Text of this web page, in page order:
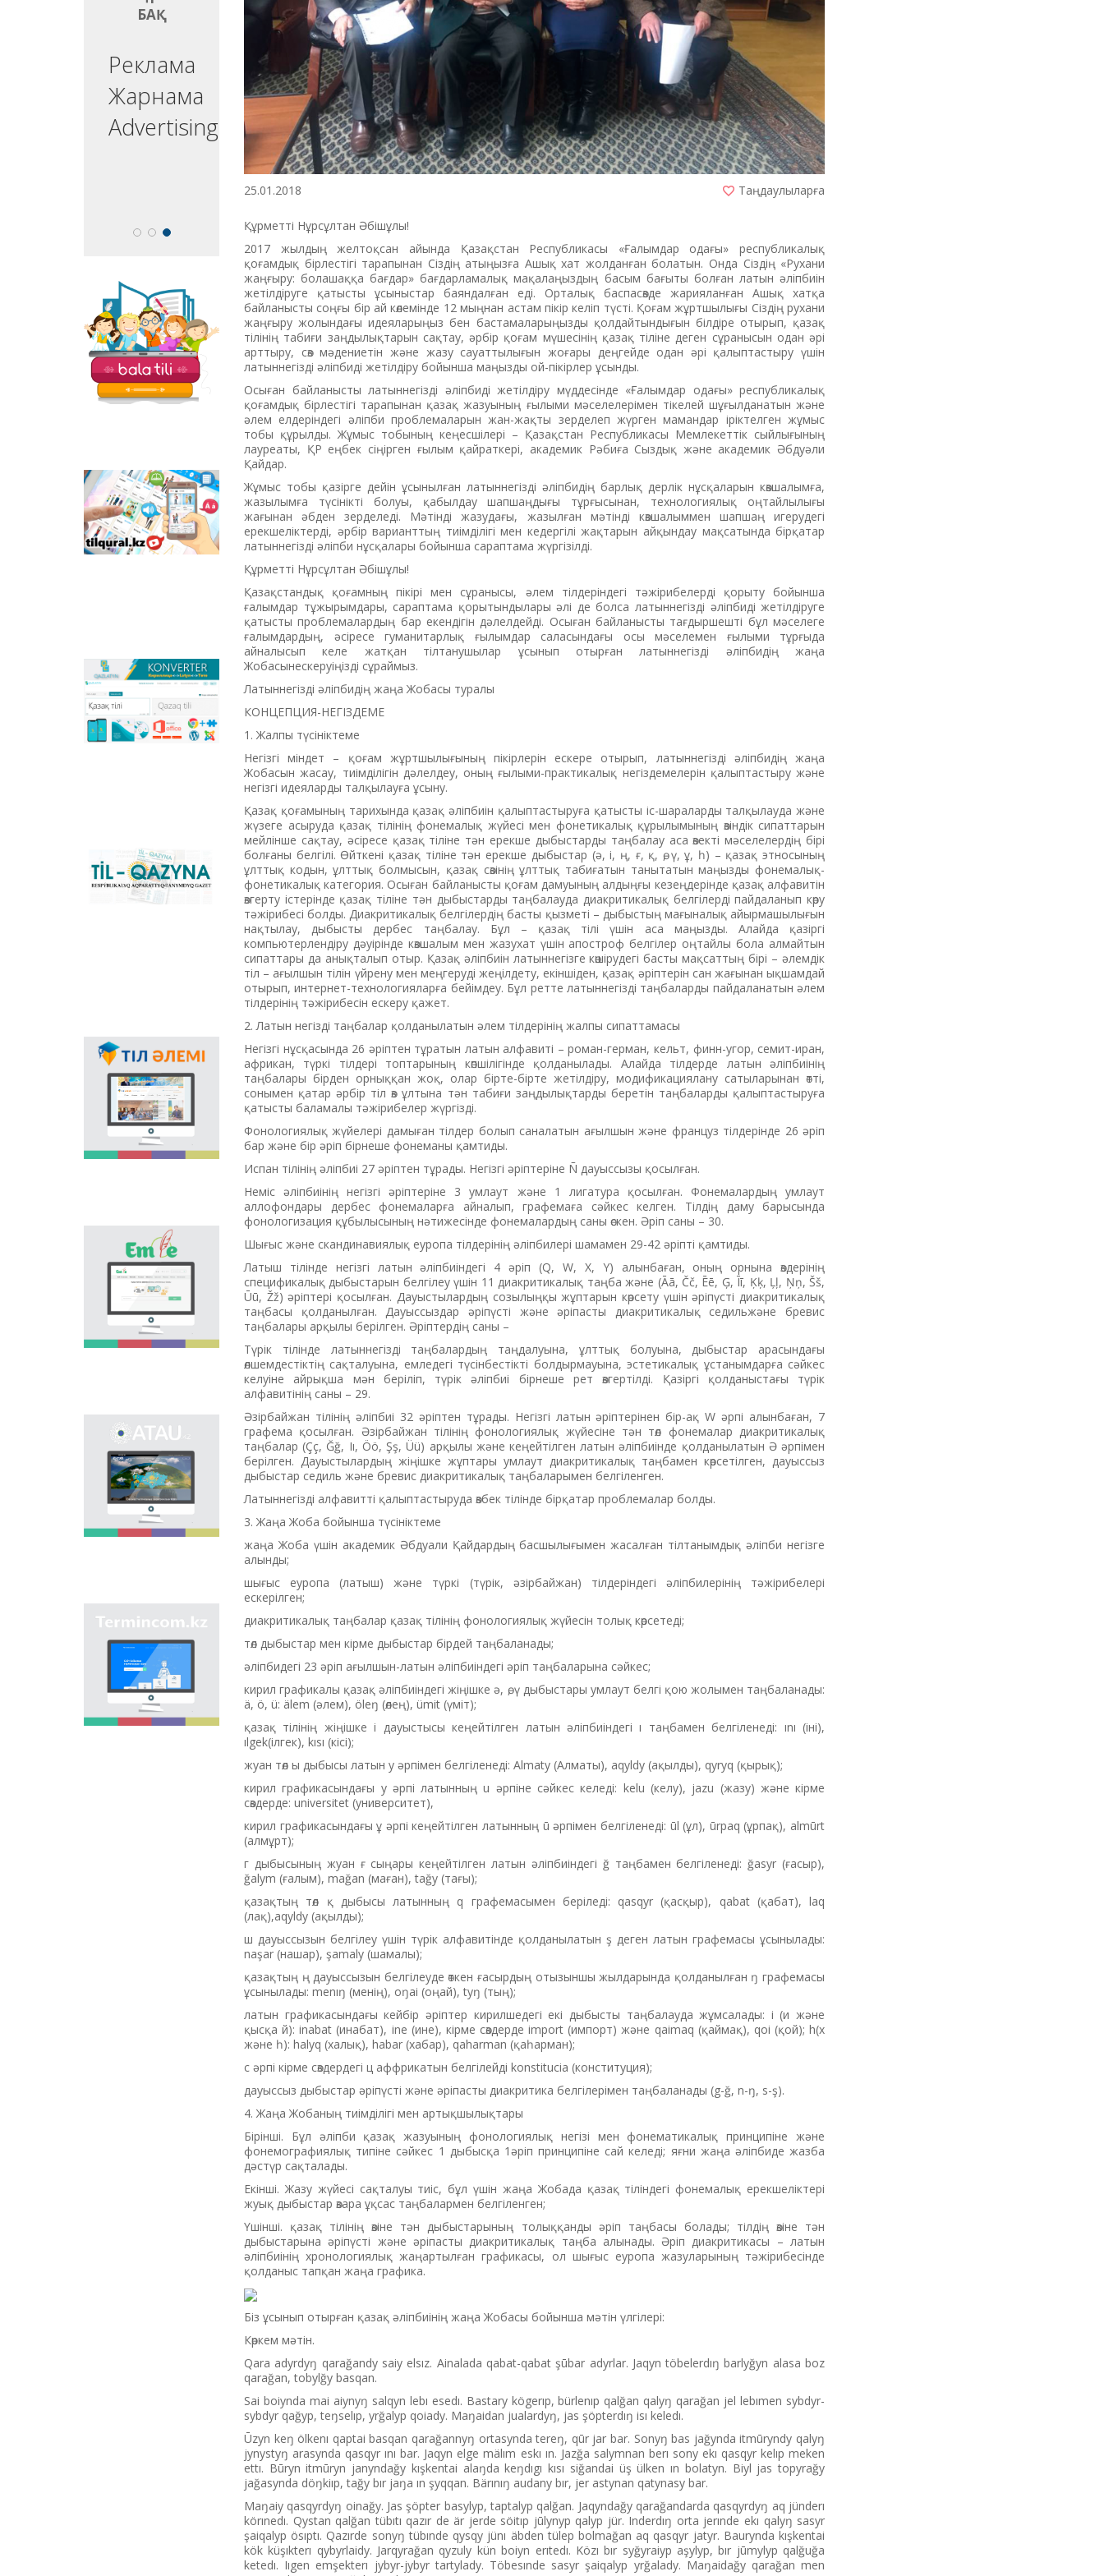
БАҚ
Реклама
Жарнама
Advertising
«Balatili.kz» сайты
бүлдіршіндеріміздің
оқып, жазып, тіл
үйренулеріне
бағытталған. Мұнда
балаларға арналған
қызықты тапсырмалар
мен қазақ тіліндегі
Tilqural.kz –
мемлекеттік тілді
деңгейлеп үйренуге
арналған веб-
сервис. Сайтта А1
Qazlatyn.kz –
мәтіндерді кирилден
латынға және төте
жазуға онлайн түрде
сәйкестендіретін
бағдарламасының
Windows-қа арналған
offline-нұсқасын, MS
Office пакетіне
«Til-Qazyna»
республикалық
ақпараттық-танымдық
Мемлекеттік тілдің
қолданыс аясының
кеңеюінде ғаламтор
арқылы тілді
насихаттаудың
маңызы аса зор.
Еліміздегі осы
бағыттағы алғашқы
саясатын көпшілікке
насихаттауға және
таныстыруға үлесін
қосады.
«Emle.kz»
электрондық базасы
қазақ тілінің
орфографиясына
арналған. Бұл базада
қазақ тілінің
қолданыстағы
бекітілген
салаға байланысты
ғылыми әдебиеттер
берілген.
Ономастикалық
электрондық базаны
ашудың негізгі
мақсаты - еліміздің
өңірлеріндегі көше,
елдімекен,
мекемелер мен түрлі
нысандарға берілген
ономастикалық
атауларды
біріздендіру.
"Termincom.kz" сайты
- қазақ
терминологиясын
жүйелеуге,
терминологиялық
қорды толықтыруға,
терминдерді және
атауларды қазақ
25.01.2018 Таңдаулыларға
Құрметті Нұрсұлтан Әбішұлы!
2017 жылдың желтоқсан айында Қазақстан Республикасы «Ғалымдар одағы» республикалық
қоғамдық бірлестігі тарапынан Сіздің атыңызға Ашық хат жолданған болатын. Онда Сіздің «Рухани
жаңғыру: болашаққа бағдар» бағдарламалық мақалаңыздың басым бағыты болған латын әліпбиін
жетілдіруге қатысты ұсыныстар баяндалған еді. Орталық баспасөзде жарияланған Ашық хатқа
байланысты соңғы бір ай көлемінде 12 мыңнан астам пікір келіп түсті. Қоғам жұртшылығы Сіздің рухани
жаңғыру жолындағы идеяларыңыз бен бастамаларыңызды қолдайтындығын білдіре отырып, қазақ
тілінің табиғи заңдылықтарын сақтау, әрбір қоғам мүшесінің қазақ тіліне деген сұранысын одан әрі
арттыру, сөз мәдениетін және жазу сауаттылығын жоғары деңгейде одан әрі қалыптастыру үшін
латыннегізді әліпбиді жетілдіру бойынша маңызды ой-пікірлер ұсынды.
Осыған байланысты латыннегізді әліпбиді жетілдіру мүддесінде «Ғалымдар одағы» республикалық
қоғамдық бірлестігі тарапынан қазақ жазуының ғылыми мәселелерімен тікелей шұғылданатын және
әлем елдеріндегі әліпби проблемаларын жан-жақты зерделеп жүрген мамандар іріктелген жұмыс
тобы құрылды. Жұмыс тобының кеңесшілері – Қазақстан Республикасы Мемлекеттік сыйлығының
лауреаты, ҚР еңбек сіңірген ғылым қайраткері, академик Рәбиға Сыздық және академик Әбдуәли
Қайдар.
Жұмыс тобы қазірге дейін ұсынылған латыннегізді әліпбидің барлық дерлік нұсқаларын көзшалымға,
жазылымға түсінікті болуы, қабылдау шапшаңдығы тұрғысынан, технологиялық оңтайлылығы
жағынан әбден зерделеді. Мәтінді жазудағы, жазылған мәтінді көзшалыммен шапшаң игерудегі
ерекшеліктерді, әрбір варианттың тиімділігі мен кедергілі жақтарын айқындау мақсатында бірқатар
латыннегізді әліпби нұсқалары бойынша сараптама жүргізілді.
Құрметті Нұрсұлтан Әбішұлы!
Қазақстандық қоғамның пікірі мен сұранысы, әлем тілдеріндегі тәжірибелерді қорыту бойынша
ғалымдар тұжырымдары, сараптама қорытындылары әлі де болса латыннегізді әліпбиді жетілдіруге
қатысты проблемалардың бар екендігін дәлелдейді. Осыған байланысты тағдыршешті бұл мәселеге
ғалымдардың, әсіресе гуманитарлық ғылымдар саласындағы осы мәселемен ғылыми тұрғыда
айналысып келе жатқан тілтанушылар ұсынып отырған латыннегізді әліпбидің жаңа
Жобасынескеруіңізді сұраймыз.
Латыннегізді әліпбидің жаңа Жобасы туралы
КОНЦЕПЦИЯ-НЕГІЗДЕМЕ
1. Жалпы түсініктеме
Негізгі міндет – қоғам жұртшылығының пікірлерін ескере отырып, латыннегізді әліпбидің жаңа
Жобасын жасау, тиімділігін дәлелдеу, оның ғылыми-практикалық негіздемелерін қалыптастыру және
негізгі идеяларды талқылауға ұсыну.
Қазақ қоғамының тарихында қазақ әліпбиін қалыптастыруға қатысты іс-шараларды талқылауда және
жүзеге асыруда қазақ тілінің фонемалық жүйесі мен фонетикалық құрылымының өзіндік сипаттарын
мейлінше сақтау, әсіресе қазақ тіліне тән ерекше дыбыстарды таңбалау аса өзекті мәселелердің бірі
болғаны белгілі. Өйткені қазақ тіліне тән ерекше дыбыстар (ә, і, ң, ғ, қ, ө, ү, ұ, һ) – қазақ этносының
ұлттық кодын, ұлттық болмысын, қазақ сөзінің ұлттық табиғатын танытатын маңызды фонемалық-
фонетикалық категория. Осыған байланысты қоғам дамуының алдыңғы кезеңдерінде қазақ алфавитін
өзгерту істерінде қазақ тіліне тән дыбыстарды таңбалауда диакритикалық белгілерді пайдаланып көру
тәжірибесі болды. Диакритикалық белгілердің басты қызметі – дыбыстың мағыналық айырмашылығын
нақтылау, дыбысты дербес таңбалау. Бұл – қазақ тілі үшін аса маңызды. Алайда қазіргі
компьютерлендіру дәуірінде көзшалым мен жазухат үшін апостроф белгілер оңтайлы бола алмайтын
сипаттары да анықталып отыр. Қазақ әліпбиін латыннегізге көшірудегі басты мақсаттың бірі – әлемдік
тіл – ағылшын тілін үйрену мен меңгеруді жеңілдету, екіншіден, қазақ әріптерін сан жағынан ықшамдай
отырып, интернет-технологияларға бейімдеу. Бұл ретте латыннегізді таңбаларды пайдаланатын әлем
тілдерінің тәжірибесін ескеру қажет.
2. Латын негізді таңбалар қолданылатын әлем тілдерінің жалпы сипаттамасы
Негізгі нұсқасында 26 әріптен тұратын латын алфавиті – роман-герман, кельт, финн-угор, семит-иран,
африкан, түркі тілдері топтарының көпшілігінде қолданылады. Алайда тілдерде латын әліпбиінің
таңбалары бірден орныққан жоқ, олар бірте-бірте жетілдіру, модификациялану сатыларынан өтті,
сонымен қатар әрбір тіл өз ұлтына тән табиғи заңдылықтарды беретін таңбаларды қалыптастыруға
қатысты баламалы тәжірибелер жүргізді.
Фонологиялық жүйелері дамыған тілдер болып саналатын ағылшын және француз тілдерінде 26 әріп
бар және бір әріп бірнеше фонеманы қамтиды.
Испан тілінің әліпбиі 27 әріптен тұрады. Негізгі әріптеріне Ñ дауыссызы қосылған.
Неміс әліпбиінің негізгі әріптеріне 3 умлаут және 1 лигатура қосылған. Фонемалардың умлаут
аллофондары дербес фонемаларға айналып, графемаға сәйкес келген. Тілдің даму барысында
фонологизация құбылысының нәтижесінде фонемалардың саны өскен. Әріп саны – 30.
Шығыс және скандинавиялық еуропа тілдерінің әліпбилері шамамен 29-42 әріпті қамтиды.
Латыш тілінде негізгі латын әліпбиіндегі 4 әріп (Q, W, X, Y) алынбаған, оның орнына өздерінің
спецификалық дыбыстарын белгілеу үшін 11 диакритикалық таңба және (Āā, Čč, Ēē, Ģ, Īī, Ķķ, Ļļ, Ņņ, Šš,
Ūū, Žž) әріптері қосылған. Дауыстылардың созылыңқы жұптарын көрсету үшін әріпүсті диакритикалық
таңбасы қолданылған. Дауыссыздар әріпүсті және әріпасты диакритикалық седильжәне бревис
таңбалары арқылы берілген. Әріптердің саны –
Түрік тілінде латыннегізді таңбалардың таңдалуына, ұлттық болуына, дыбыстар арасындағы
өлшемдестіктің сақталуына, емледегі түсінбестікті болдырмауына, эстетикалық ұстанымдарға сәйкес
келуіне айрықша мән беріліп, түрік әліпбиі бірнеше рет өзгертілді. Қазіргі қолданыстағы түрік
алфавитінің саны – 29.
Әзірбайжан тілінің әліпбиі 32 әріптен тұрады. Негізгі латын әріптерінен бір-ақ W әрпі алынбаған, 7
графема қосылған. Әзірбайжан тілінің фонологиялық жүйесіне тән төл фонемалар диакритикалық
таңбалар (Çç, Ğğ, Iı, Öö, Şş, Üü) арқылы және кеңейтілген латын әліпбиінде қолданылатын Ә әрпімен
берілген. Дауыстылардың жіңішке жұптары умлаут диакритикалық таңбамен көрсетілген, дауыссыз
дыбыстар седиль және бревис диакритикалық таңбаларымен белгіленген.
Латыннегізді алфавитті қалыптастыруда өзбек тілінде бірқатар проблемалар болды.
3. Жаңа Жоба бойынша түсініктеме
жаңа Жоба үшін академик Әбдуали Қайдардың басшылығымен жасалған тілтанымдық әліпби негізге
алынды;
шығыс еуропа (латыш) және түркі (түрік, әзірбайжан) тілдеріндегі әліпбилерінің тәжірибелері
ескерілген;
диакритикалық таңбалар қазақ тілінің фонологиялық жүйесін толық көрсетеді;
төл дыбыстар мен кірме дыбыстар бірдей таңбаланады;
әліпбидегі 23 әріп ағылшын-латын әліпбиіндегі әріп таңбаларына сәйкес;
кирил графикалы қазақ әліпбиіндегі жіңішке ә, ө, ү дыбыстары умлаут белгі қою жолымен таңбаланады:
ä, ö, ü: älem (әлем), öleŋ (өлең), ümit (үміт);
қазақ тілінің жіңішке і дауыстысы кеңейтілген латын әліпбиіндегі ı таңбамен белгіленеді: ını (іні),
ılgek(ілгек), kısı (кісі);
жуан төл ы дыбысы латын у әрпімен белгіленеді: Almaty (Алматы), aqyldy (ақылды), qyryq (қырық);
кирил графикасындағы у әрпі латынның u әрпіне сәйкес келеді: kelu (келу), jazu (жазу) және кірме
сөздерде: universitet (университет),
кирил графикасындағы ұ әрпі кеңейтілген латынның ū әрпімен белгіленеді: ūl (ұл), ūrpaq (ұрпақ), almūrt
(алмұрт);
г дыбысының жуан ғ сыңары кеңейтілген латын әліпбиіндегі ğ таңбамен белгіленеді: ğasyr (ғасыр),
ğalym (ғалым), mağan (маған), tağy (тағы);
қазақтың төл қ дыбысы латынның q графемасымен беріледі: qasqyr (қасқыр), qabat (қабат), laq
(лақ),aqyldy (ақылды);
ш дауыссызын белгілеу үшін түрік алфавитінде қолданылатын ş деген латын графемасы ұсынылады:
naşar (нашар), şamaly (шамалы);
қазақтың ң дауыссызын белгілеуде өткен ғасырдың отызыншы жылдарында қолданылған ŋ графемасы
ұсынылады: menıŋ (менің), oŋai (оңай), tyŋ (тың);
латын графикасындағы кейбір әріптер кирилшедегі екі дыбысты таңбалауда жұмсалады: і (и және
қысқа й): inabat (инабат), ine (ине), кірме сөздерде import (импорт) және qaimaq (қаймақ), qoi (қой); h(х
және һ): halyq (халық), habar (хабар), qaharman (қаһарман);
с әрпі кірме сөздердегі ц аффрикатын белгілейді konstitucia (конституция);
дауыссыз дыбыстар әріпүсті және әріпасты диакритика белгілерімен таңбаланады (g-ğ, n-ŋ, s-ş).
4. Жаңа Жобаның тиімділігі мен артықшылықтары
Бірінші. Бұл әліпби қазақ жазуының фонологиялық негізі мен фонематикалық принципіне және
фонемографиялық типіне сәйкес 1 дыбысқа 1әріп принципіне сай келеді; яғни жаңа әліпбиде жазба
дәстүр сақталады.
Екінші. Жазу жүйесі сақталуы тиіс, бұл үшін жаңа Жобада қазақ тіліндегі фонемалық ерекшеліктері
жуық дыбыстар өзара ұқсас таңбалармен белгіленген;
Үшінші. қазақ тілінің өзіне тән дыбыстарының толыққанды әріп таңбасы болады; тілдің өзіне тән
дыбыстарына әріпүсті және әріпасты диакритикалық таңба алынады. Әріп диакритикасы – латын
әліпбиінің хронологиялық жаңартылған графикасы, ол шығыс еуропа жазуларының тәжірибесінде
қолданыс тапқан жаңа графика.
Біз ұсынып отырған қазақ әліпбиінің жаңа Жобасы бойынша мәтін үлгілері:
Көркем мәтін.
Qara adyrdyŋ qarağandy saiy elsız. Ainalada qabat-qabat şūbar adyrlar. Jaqyn töbelerdıŋ barlyğyn alasa boz
qarağan, tobylğy basqan.
Sai boiynda mai aiynyŋ salqyn lebı esedı. Bastary kögerıp, bürlenıp qalğan qalyŋ qarağan jel lebımen sybdyr-
sybdyr qağyp, teŋselıp, yrğalyp qoiady. Maŋaidan jualardyŋ, jas şöpterdıŋ isı keledı.
Ūzyn keŋ ölkenı qaptai basqan qarağannyŋ ortasynda tereŋ, qūr jar bar. Sonyŋ bas jağynda itmūryndy qalyŋ
jynystyŋ arasynda qasqyr ını bar. Jaqyn elge mälım eskı ın. Jazğa salymnan berı sony ekı qasqyr kelıp meken
ettı. Būryn itmūryn janyndağy kışkentai alaŋda keŋdıgı kısı siğandai üş ülken ın bolatyn. Biyl jas topyrağy
jağasynda döŋkiıp, tağy bır jaŋa ın şyqqan. Bärınıŋ audany bır, jer astynan qatynasy bar.
Maŋaiy qasqyrdyŋ oinağy. Jas şöpter basylyp, taptalyp qalğan. Jaqyndağy qarağandarda qasqyrdyŋ aq jünderı
körınedı. Qystan qalğan tübıtı qazır de är jerde söitıp jūlynyp qalyp jür. Inderdıŋ orta jerınde ekı qalyŋ sasyr
şaiqalyp ösıptı. Qazırde sonyŋ tübınde qysqy jünı äbden tülep bolmağan aq qasqyr jatyr. Baurynda kışkentai
kök küşıkterı qybyrlaidy. Jarqyrağan qyzuly kün boiyn erıtedı. Közı bır syğyraiyp aşylyp, bır jūmylyp qalğuğa
ketedı. Iıgen emşekterı jybyr-jybyr tartylady. Töbesınde sasyr şaiqalyp yrğalady. Maŋaidağy qarağan men